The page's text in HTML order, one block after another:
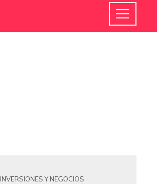
INVERSIONES Y NEGOCIOS